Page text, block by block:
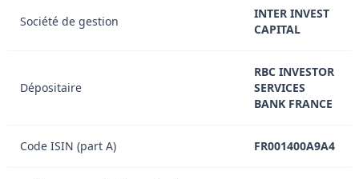
Société de gestion
INTER INVEST
CAPITAL
Dépositaire
RBC INVESTOR
SERVICES
BANK FRANCE
Code ISIN (part A) FR001400A9A4